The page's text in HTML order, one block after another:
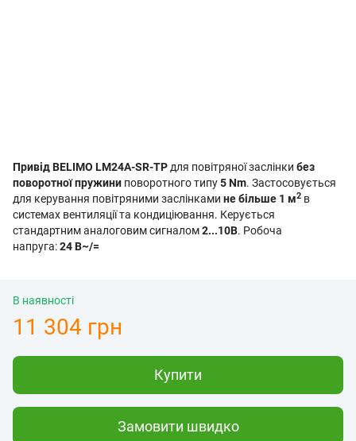
Привід BELIMO LM24A-SR-TP для повітряної заслінки без
поворотної пружини поворотного типу5 Nm. Застосовується
для керування повітряними заслінками не більше 1 м2 в
системах вентиляції та кондиціювання. Керується
стандартним аналоговим сигналом2...10В. Робоча
напруга:24 В~/=
В наявності
11 304 грн
Купити
Замовити швидко